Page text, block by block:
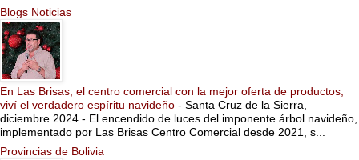
Blogs Noticias
En Las Brisas, el centro comercial con la mejor oferta de productos,
viví el verdadero espíritu navideño - Santa Cruz de la Sierra,
diciembre 2024.- El encendido de luces del imponente árbol navideño,
implementado por Las Brisas Centro Comercial desde 2021, s...
Provincias de Bolivia